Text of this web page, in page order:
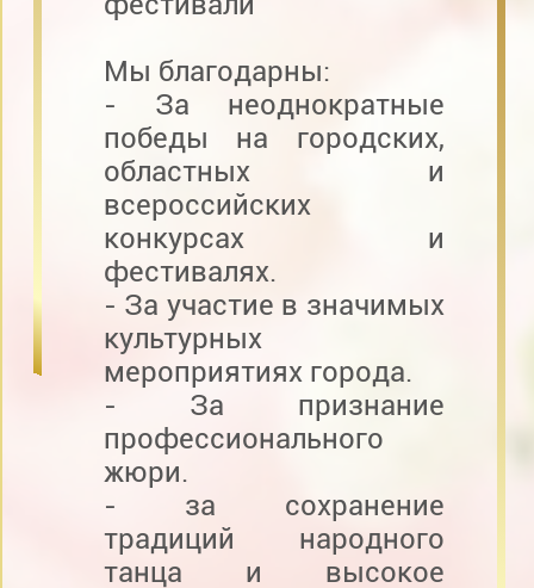
Мы благодарны:
- За неоднократные
победы на городских,
областных и
всероссийских
конкурсах и
фестивалях.
- За участие в значимых
культурных
мероприятиях города.
- За признание
профессионального
жюри.
- за сохранение
традиций народного
танца и высокое